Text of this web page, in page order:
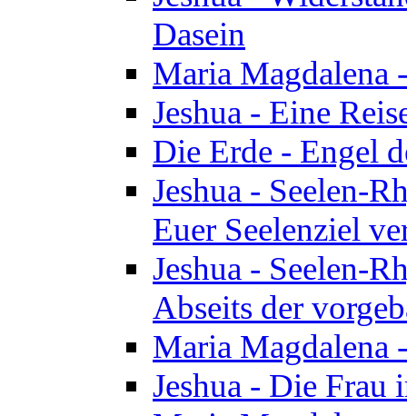
Dasein
Maria Magdalena
Jeshua - Eine
Die Erde - Engel
Jeshua - Seelen-
Euer Seelenziel
Jeshua - Seelen-
Abseits der
Maria Magdalena
Jeshua - Die Frau